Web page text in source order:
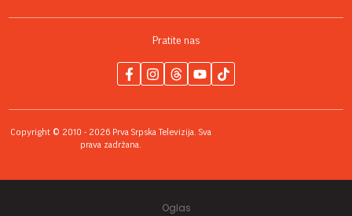
Pratite nas
Copyright © 2010 - 2026 Prva Srpska Televizija. Sva
prava zadržana.